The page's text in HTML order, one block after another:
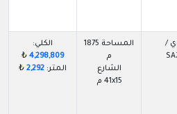
/
المساحة 1875
م
الشارع
41x15 م
الكلي:
4,298,809
₺
المتر: 2,292
₺